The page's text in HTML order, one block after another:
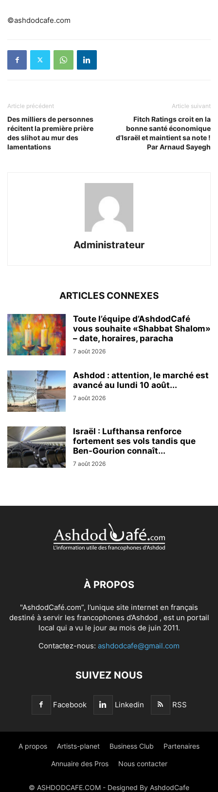
©ashdodcafe.com
Article précédent
Des milliers de personnes
récitent la première prière
des slihot au mur des
lamentations
Article suivant
Fitch Ratings croit en la
bonne santé économique
d’Israël et maintient sa note !
Par Arnaud Sayegh
Administrateur
ARTICLES CONNEXES
Toute l’équipe d’AshdodCafé
vous souhaite «Shabbat Shalom»
– date, horaires, paracha
7 août 2026
Ashdod : attention, le marché est
avancé au lundi 10 août...
7 août 2026
Israël : Lufthansa renforce
fortement ses vols tandis que
Ben-Gourion connaît...
7 août 2026
À PROPOS
"AshdodCafé.com”, l’unique site internet en français
destiné à servir les francophones d’Ashdod , est un portail
local qui a vu le jour au mois de juin 2011.
Contactez-nous: ashdodcafe@gmail.com
SUIVEZ NOUS
Facebook Linkedin RSS
A propos Artists-planet Business Club Partenaires
Annuaire des Pros Nous contacter
© ASHDODCAFE.COM - Designed By AshdodCafe